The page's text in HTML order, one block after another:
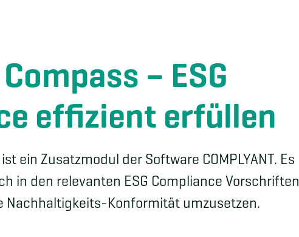
– ESG
effizient erfüllen
ein Zusatzmodul der Software COMPLYANT. Es
in den relevanten ESG Compliance Vorschriften
Nachhaltigkeits-Konformität umzusetzen.